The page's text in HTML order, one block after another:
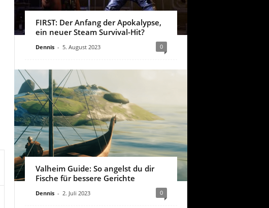
FIRST: Der Anfang der Apokalypse,
ein neuer Steam Survival-Hit?
Dennis - 5. August 2023 0
Valheim Guide: So angelst du dir
Fische für bessere Gerichte
Dennis - 2. Juli 2023 0